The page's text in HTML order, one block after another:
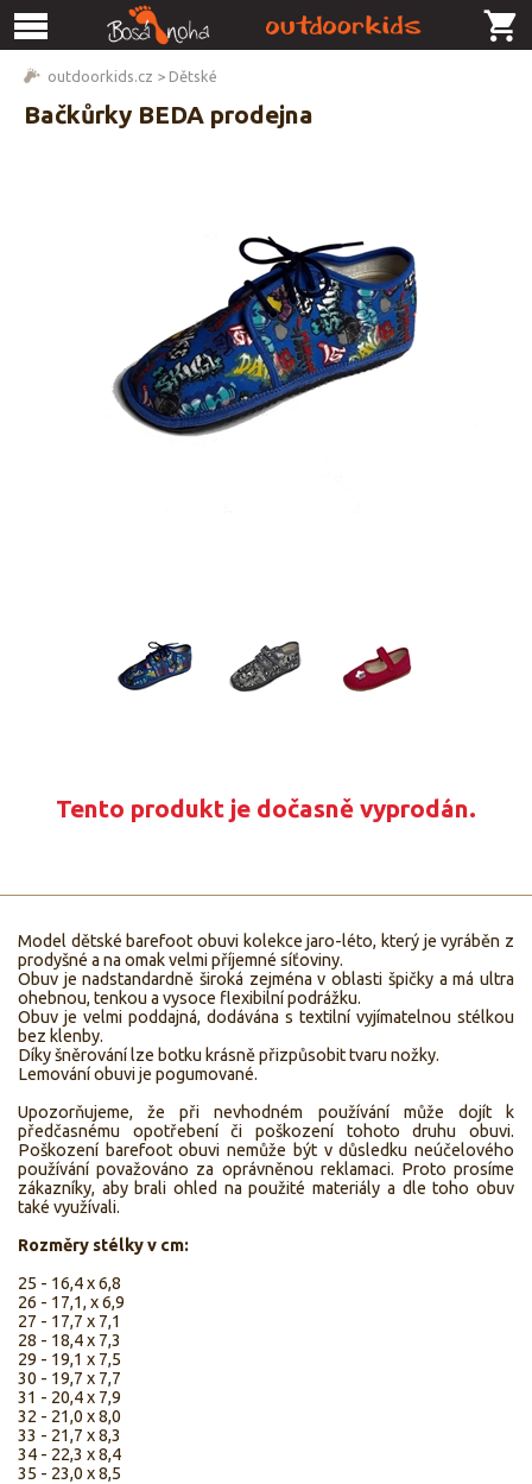
outdoorkids.cz > Dětské
Bačkůrky BEDA prodejna
Tento produkt je dočasně vyprodán.
Model dětské barefoot obuvi kolekce jaro-léto, který je vyráběn z
prodyšné a na omak velmi příjemné síťoviny.
Obuv je nadstandardně široká zejména v oblasti špičky a má ultra
ohebnou, tenkou a vysoce flexibilní podrážku.
Obuv je velmi poddajná, dodávána s textilní vyjímatelnou stélkou
bez klenby.
Díky šněrování lze botku krásně přizpůsobit tvaru nožky.
Lemování obuvi je pogumované.
Upozorňujeme, že při nevhodném používání může dojít k
předčasnému opotřebení či poškození tohoto druhu obuvi.
Poškození barefoot obuvi nemůže být v důsledku neúčelového
používání považováno za oprávněnou reklamaci. Proto prosíme
zákazníky, aby brali ohled na použité materiály a dle toho obuv
také využívali.
Rozměry stélky v cm:
25 - 16,4 x 6,8
26 - 17,1, x 6,9
27 - 17,7 x 7,1
28 - 18,4 x 7,3
29 - 19,1 x 7,5
30 - 19,7 x 7,7
31 - 20,4 x 7,9
32 - 21,0 x 8,0
33 - 21,7 x 8,3
34 - 22,3 x 8,4
35 - 23,0 x 8,5